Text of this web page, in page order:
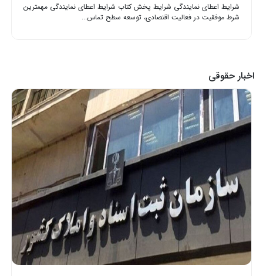
شرایط اعطای نمایندگی شرایط پخش کتاب شرایط اعطای نمایندگی مهمترین
شرط موفقیت در فعالیت اقتصادی، توسعه سطح تماس...
اخبار حقوقی